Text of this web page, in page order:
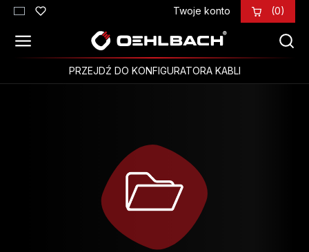
Przejdź do głównej zawartości Twoje konto (0)
PRZEJDŹ DO KONFIGURATORA KABLI